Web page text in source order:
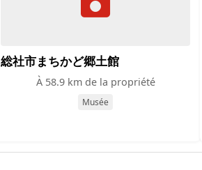
総社市まちかど郷土館
À 58.9 km de la propriété
Musée